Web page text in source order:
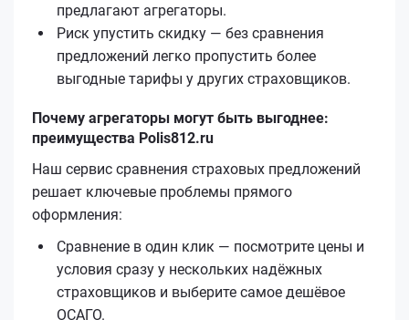
предлагают агрегаторы.
Риск упустить скидку — без сравнения
предложений легко пропустить более
выгодные тарифы у других страховщиков.
Почему агрегаторы могут быть выгоднее:
преимущества Polis812.ru
Наш сервис сравнения страховых предложений
решает ключевые проблемы прямого
оформления:
Сравнение в один клик — посмотрите цены и
условия сразу у нескольких надёжных
страховщиков и выберите самое дешёвое
ОСАГО.